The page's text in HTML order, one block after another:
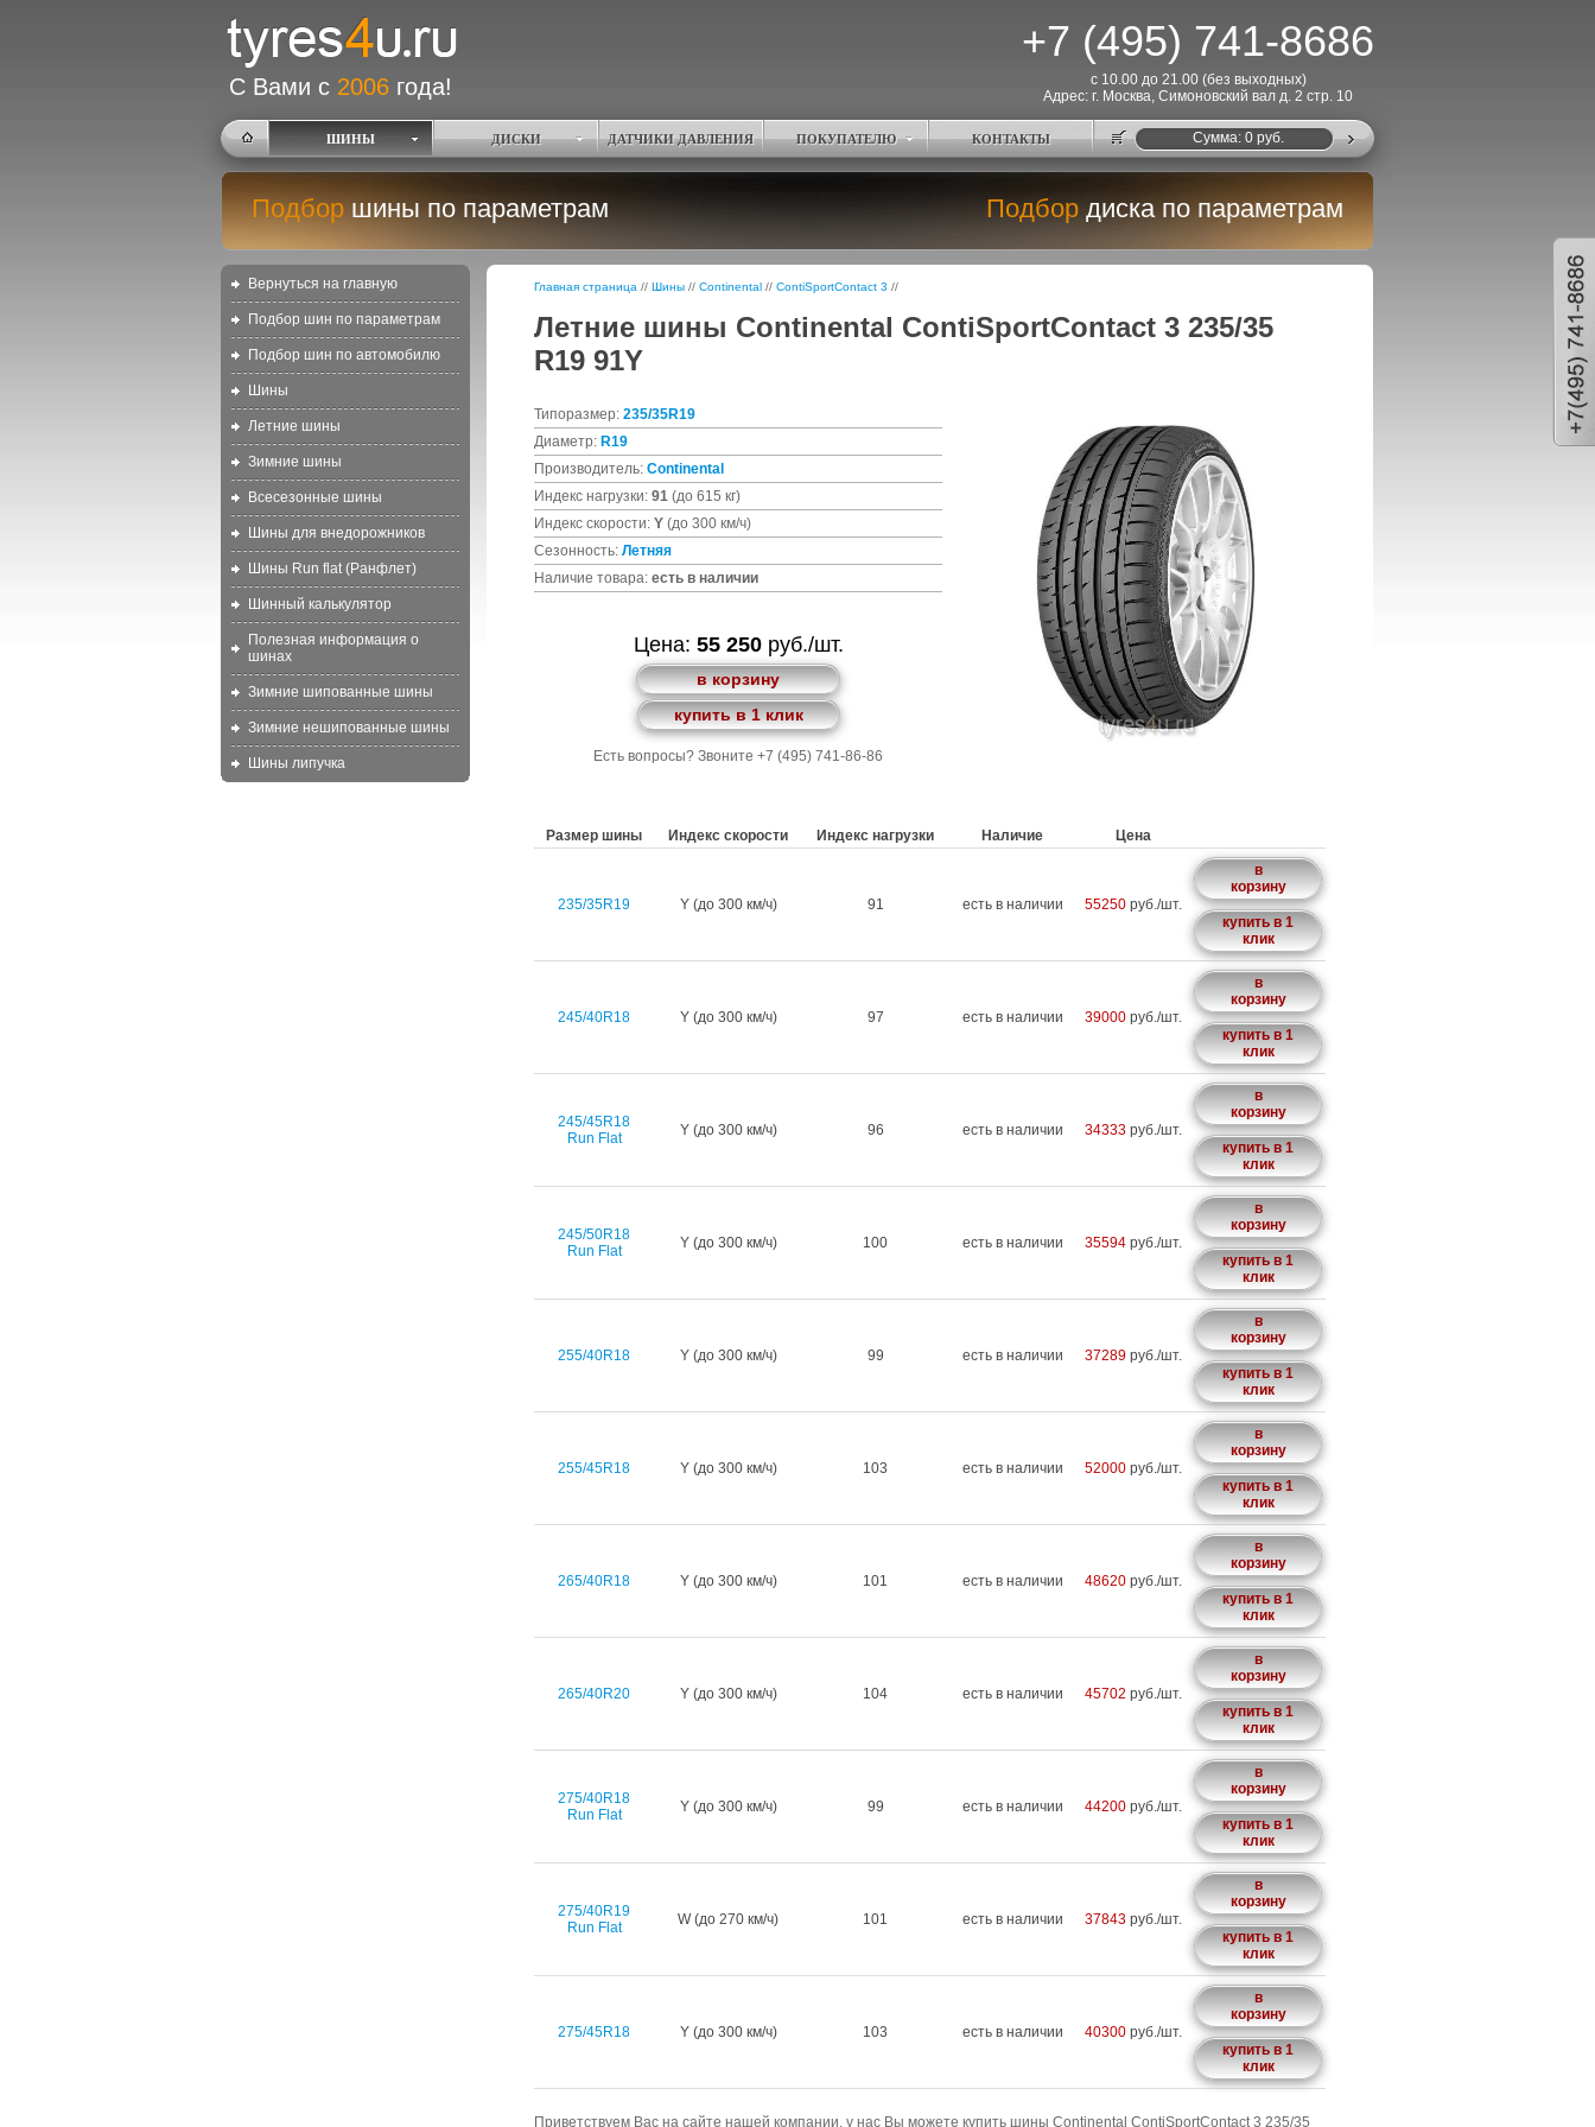
+7 (495) 741-8686
С Вами с 2006 года!
с 10.00 до 21.00 (без выходных)
Адрес: г. Москва, Симоновский вал д. 2 стр. 10
ШИНЫ ДИСКИ ДАТЧИКИ ДАВЛЕНИЯ ПОКУПАТЕЛЮ КОНТАКТЫ Cумма: 0руб.
Подбор шины по параметрам Подбор диска по параметрам
Вернуться на главную
Подбор шин по параметрам
Подбор шин по автомобилю
Шины
Летние шины
Зимние шины
Всесезонные шины
Шины для внедорожников
Шины Run flat (Ранфлет)
Шинный калькулятор
Полезная информация о
шинах
Зимние шипованные шины
Зимние нешипованные шины
Шины липучка
Главная страница // Шины // Continental // ContiSportContact 3 //
Летние шины Continental ContiSportContact 3 235/35
R19 91Y
Типоразмер: 235/35R19
Диаметр: R19
Производитель: Continental
Индекс нагрузки: 91 (до 615 кг)
Индекс скорости: Y (до 300 км/ч)
Сезонность: Летняя
Наличие товара: есть в наличии
Цена: 55 250руб./шт.
в корзину
купить в 1 клик
Есть вопросы? Звоните +7 (495) 741-86-86
Размер шины Индекс скорости Индекс нагрузки Наличие Цена
235/35R19 Y (до 300 км/ч) 91 есть в наличии 55250 руб./шт.
в
корзину
купить в 1
клик
245/40R18 Y (до 300 км/ч) 97 есть в наличии 39000 руб./шт.
в
корзину
купить в 1
клик
245/45R18
Run Flat
Y (до 300 км/ч) 96 есть в наличии 34333 руб./шт.
в
корзину
купить в 1
клик
245/50R18
Run Flat
Y (до 300 км/ч) 100 есть в наличии 35594 руб./шт.
в
корзину
купить в 1
клик
255/40R18 Y (до 300 км/ч) 99 есть в наличии 37289 руб./шт.
в
корзину
купить в 1
клик
255/45R18 Y (до 300 км/ч) 103 есть в наличии 52000 руб./шт.
в
корзину
купить в 1
клик
265/40R18 Y (до 300 км/ч) 101 есть в наличии 48620 руб./шт.
в
корзину
купить в 1
клик
265/40R20 Y (до 300 км/ч) 104 есть в наличии 45702 руб./шт.
в
корзину
купить в 1
клик
275/40R18
Run Flat
Y (до 300 км/ч) 99 есть в наличии 44200 руб./шт.
в
корзину
купить в 1
клик
275/40R19
Run Flat
W (до 270 км/ч) 101 есть в наличии 37843 руб./шт.
в
корзину
купить в 1
клик
275/45R18 Y (до 300 км/ч) 103 есть в наличии 40300 руб./шт.
в
корзину
купить в 1
клик
Приветствуем Вас на сайте нашей компании, у нас Вы можете купить шины Continental ContiSportContact 3 235/35